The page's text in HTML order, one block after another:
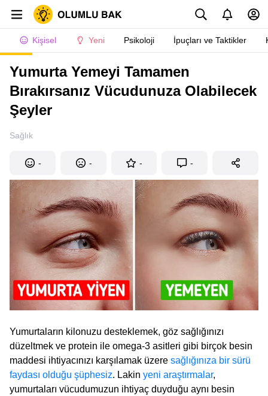
Kişisel Yeni Psikoloji İpuçları ve Taktikler
Yumurta Yemeyi Tamamen
Bırakırsanız Vücudunuza Olabilecek
Şeyler
Sağlık
- - - -
Yumurtaların kilonuzu desteklemek, göz sağlığınızı
düzeltmek ve protein ile omega-3 asitleri gibi birçok besin
maddesi ihtiyacınızı karşılamak üzere sağlığınıza bir sürü
faydası olduğu şüphesiz. Lakin yeni araştırmalar,
yumurtaları vücudumuzun ihtiyaç duyduğu aynı besin